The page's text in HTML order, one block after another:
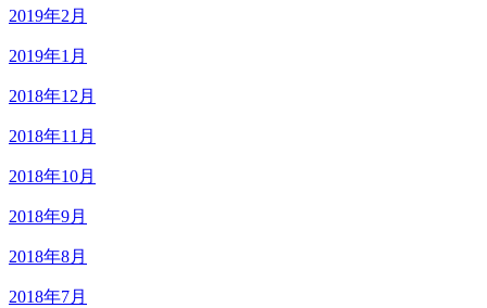
2019年2月
2019年1月
2018年12月
2018年11月
2018年10月
2018年9月
2018年8月
2018年7月